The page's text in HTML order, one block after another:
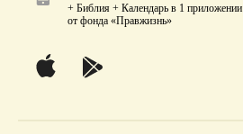
+ Библия + Календарь в 1 приложении
от фонда «Правжизнь»